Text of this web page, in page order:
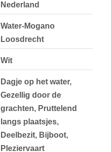
Nederland
Water-Mogano
Loosdrecht
Wit
Dagje op het water,
Gezellig door de
grachten, Pruttelend
langs plaatsjes,
Deelbezit, Bijboot,
Pleziervaart